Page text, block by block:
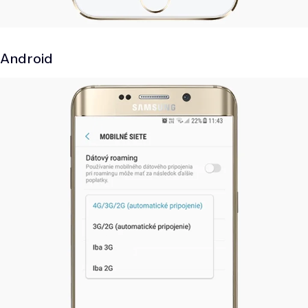
Android